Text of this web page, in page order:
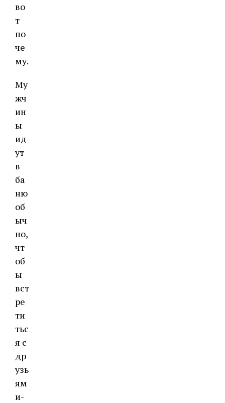
во
т
по
че
му.
Му
жч
ин
ы
ид
ут
в
ба
ню
об
ыч
но,
чт
об
ы
вст
ре
ти
тьс
я с
др
узь
ям
и-